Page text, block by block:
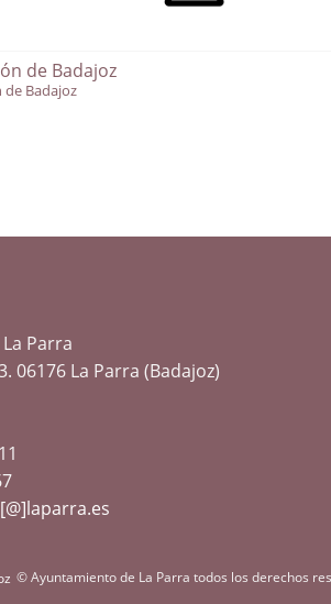
de Badajoz
Badajoz
Parra
06176 La Parra (Badajoz)
© Ayuntamiento de La Parra todos los derechos